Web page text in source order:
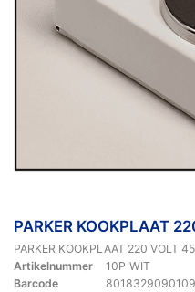
PARKER KOOKPLAAT
PARKER KOOKPLAAT 220 VOLT
Artikelnummer
10P-WIT
Barcode
8018329090109